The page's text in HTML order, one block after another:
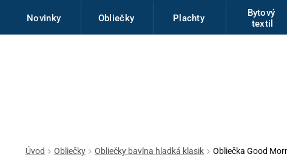
Novinky Obliečky Plachty
Bytový
textil
Úvod Obliečky Obliečky bavlna hladká klasik Obliečka Good